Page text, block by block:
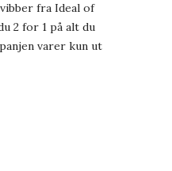
fra Ideal of
2 for 1 på alt du
varer kun ut